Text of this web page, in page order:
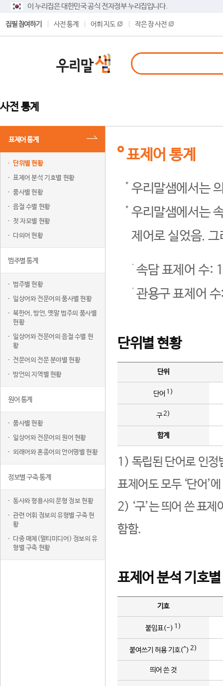
이 누리집은 대한민국 공식 전자정부 누리집입니다.
집필 참여하기 사전 통계 어휘 지도 작은 창 사전
사전 통계
표제어 통계
단위별 현황
표제어 분석 기호별 현황
품사별 현황
음절 수별 현황
첫 자모별 현황
다의어 현황
범주별 통계
범주별 현황
일상어와 전문어의 품사별 현황
북한어, 방언, 옛말 범주의 품사별
현황
일상어와 전문어의 음절 수별 현
황
전문어의 전문 분야별 현황
방언의 지역별 현황
원어 통계
품사별 현황
일상어와 전문어의 원어 현황
외래어와 혼종어의 언어명별 현황
정보별 구축 통계
동사와 형용사의 문형 정보 현황
관련 어휘 정보의 유형별 구축 현
황
다중 매체(멀티미디어) 정보의 유
형별 구축 현황
표제어 통계
우리말샘에서는
우리말샘에서는
제어로 실었음.
속담 표제어 수:
관용구 표제어
단위별 현황
단위
단어 1)
구2)
합계
1) 독립된 단어로 인정
표제어도 모두 ‘단어’
2) ‘구’는 띄어 쓴 표
함함.
표제어 분석 기호
기호
붙임표(-) 1)
붙여쓰기 허용 기호(^) 2)
띄어 쓴 것